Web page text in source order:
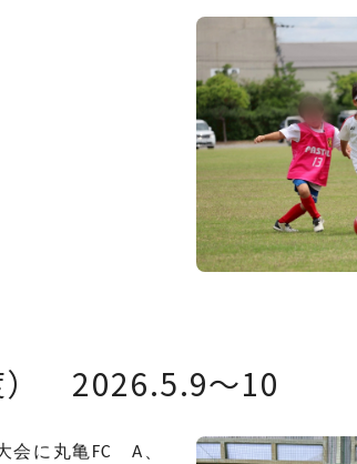
） 2026.5.9〜10
会に丸亀FC A、